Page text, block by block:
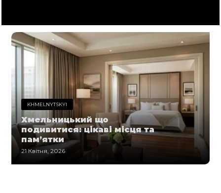
KHMELNYTSKYI
Хмельницький що
подивитися: цікаві місця та
пам’ятки
21 Квітня, 2026